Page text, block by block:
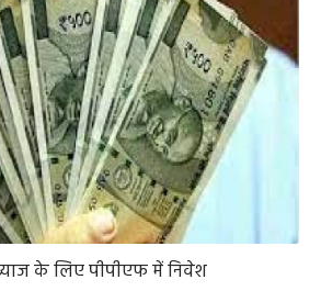
के लिए पीपीएफ में निवेश